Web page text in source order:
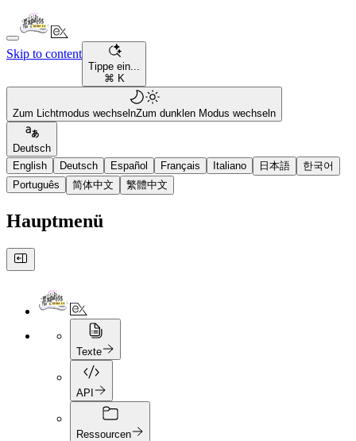
Skip to content
Tippe ein...
⌘ K
Zum Lichtmodus wechselnZum dunklen Modus wechseln
Deutsch
English
Deutsch Español Français Italiano 日本語
한국어
Português
简体中文 繁體中文
Hauptmenü
Texte
API
Ressourcen